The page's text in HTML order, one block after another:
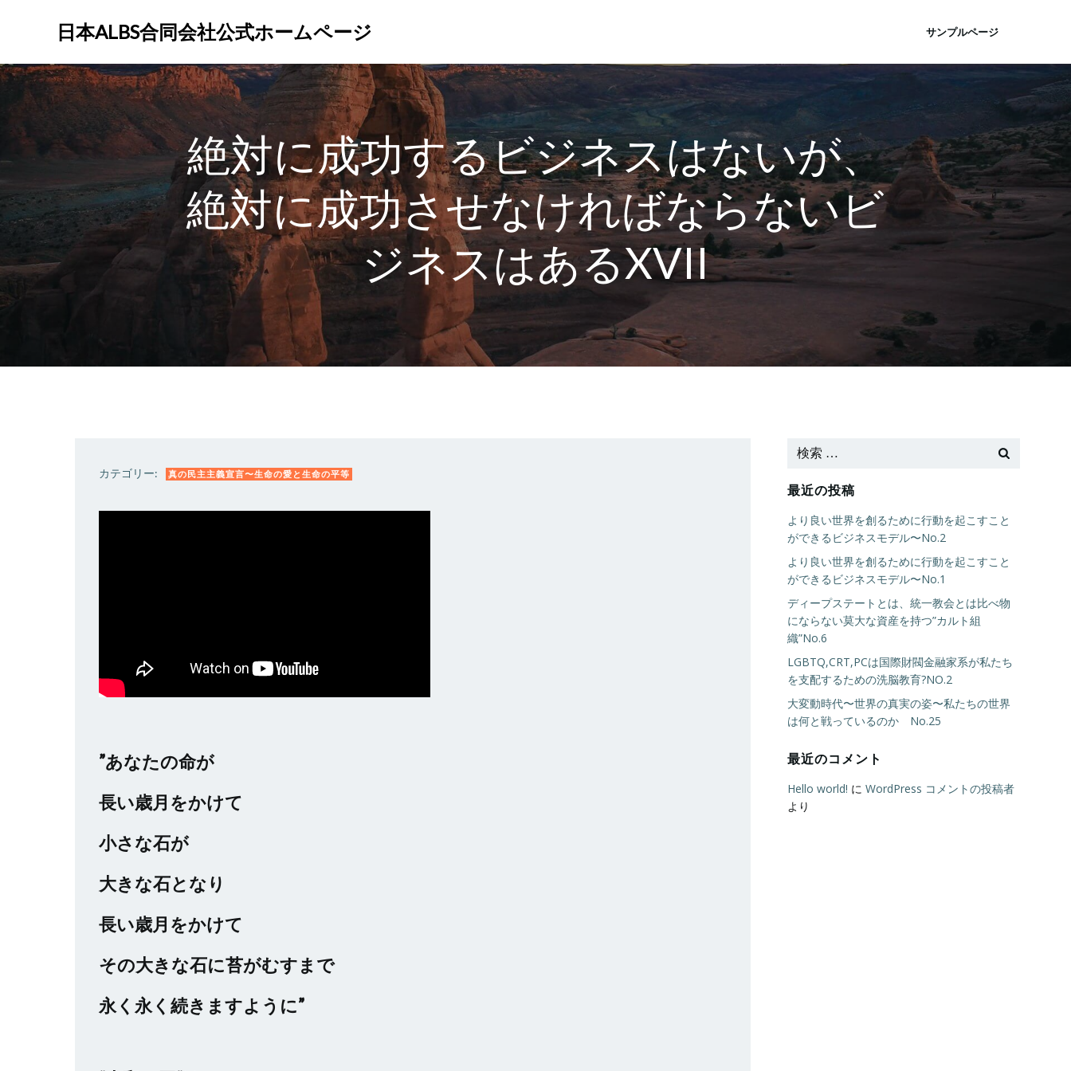
ン
ツ
ッ
日本ALBS合同会社公式ホームページ サンプルページ
絶対に成功するビジネスはないが、
絶対に成功させなければならないビ
ジネスはあるXVII
カテゴリー: 真の民主主義宣言〜生命の愛と生命の平等
”あなたの命が
長い歳月をかけて
小さな石が
大きな石となり
長い歳月をかけて
その大きな石に苔がむすまで
永く永く続きますように”
最近の投稿
より良い世界を創るために行動を起こすこと
ができるビジネスモデル〜No.2
より良い世界を創るために行動を起こすこと
ができるビジネスモデル〜No.1
ディープステートとは、統一教会とは比べ物
にならない莫大な資産を持つ”カルト組
織”No.6
LGBTQ,CRT,PCは国際財閥金融家系が私たち
を支配するための洗脳教育?NO.2
大変動時代〜世界の真実の姿〜私たちの世界
は何と戦っているのか No.25
最近のコメント
Hello world! に WordPress コメントの投稿者
より